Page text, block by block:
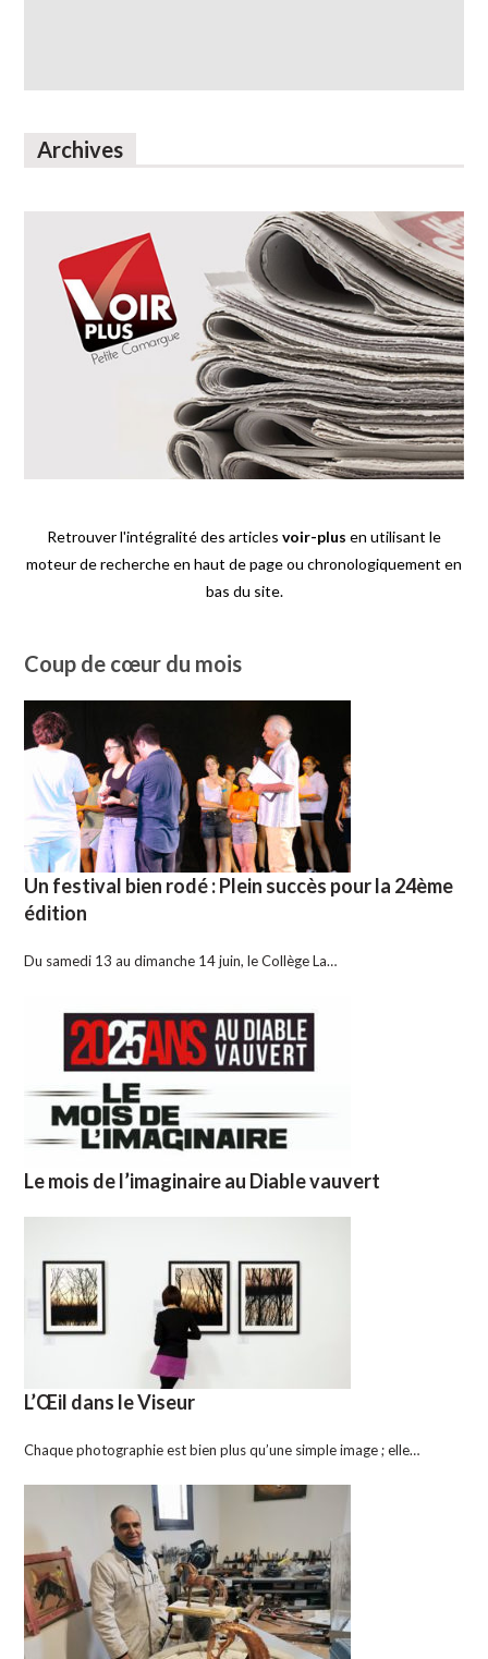
Archives
Retrouver l'intégralité des articles voir-plus en utilisant le
moteur de recherche en haut de page ou chronologiquement en
bas du site.
Coup de cœur du mois
Un festival bien rodé : Plein succès pour la 24ème
édition
Du samedi 13 au dimanche 14 juin, le Collège La…
Le mois de l’imaginaire au Diable vauvert
L’Œil dans le Viseur
Chaque photographie est bien plus qu’une simple image ; elle…